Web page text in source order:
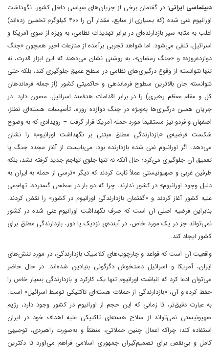
دیپلماسی ایرانی: در گفتمان برخی از جریان‌های سیاسی داخل کشور، نگهداشت
اورانیوم غنی‌ شده (که بسیاری از منابع، مقدار آن را ۴۰۰ کیلوگرم تخمین زده‌اند)
اغلب به مثابه سپر بازدارنده‌ای در برابر تهدیدات نظامی، به‌ ویژه از سوی آمریکا و
اسرائیل، تلقی می‌شود. اما شواهد تجربی برآمده از منازعات اخیر همچون «جنگ
دوازده‌روزه» و «جنگ رمضان»، به روشنی نشان می‌دهند که این ابزار قدرت، نه
تنها نتوانسته از وقوع درگیری‌های نظامی در سطح عمیق جلوگیری کند، بلکه حتی
نتوانسته جان بالاترین سطوح فرماندهی و حاکمیتی کشور (از جمله فرماندهان
کل و مقام معظم رهبری) را در برابر اقدامات هدفمند اسرائیل، مصون دارد. در
جریان همین درگیری‌ها به‌ویژه در جنگ دوازده روزه، تأسیسات هسته‌ای نطنز،
اصفهان و فردو نیز مستقیماً مورد حمله آمریکا قرار گرفت – رویدادی که به ‌وضوح
شکست فرضیه‌ی «بازدارندگی مطلق مبتنی بر نگهداشت اورانیوم» را نشان
می‌دهد. اگر اورانیوم غنی‌ شده بازدارنده بود، می‌بایست از آغاز مجدد جنگ یا
تعمیق آن جلوگیری می‌کرد؛ حال آنکه نه تنها جلوی تهاجم جدید گرفته نشد، بلکه
طرفین غربی و صهیونیستی عملاً ثابت کردند که دیگر «ترسی از حمله به ایران به
دلیل وجود اورانیوم» در کشور ندارند، چرا که دو بار در سطحی گسترده، تهاجمی
علیه کشور آغاز کردند و «گفتمان بازدارندگی اورانیوم در کشور» را نقض کردند.
بنابراین فرضیه اصلی آن است که صرف نگهداشت اورانیوم غنی ‌شده در کشور
نمی‌تواند جز در یک مورد خاص، در آینده‌ی نزدیک یا دور، بازدارندگی مطلق برای
کشور ایجاد کند.
واقعیت آن است که قواعد و چارچوب‌های کلاسیک بازدارندگی، در مورد تنش‌های
ایران، آمریکا و اسرائیل دستخوش دگرگونی بنیادین شده‌اند. در حال حاضر
می‌توان ادعا کرد که انباشت اورانیوم تنها یک کارکرد و بازدارندگی بسیار خاص را
حفظ کرده و آن، «بازدارندگی از حملات هسته‌ای تاکتیکی توسط اسرائیل» است.
به عبارت دقیق‌تر، تا زمانی که این حجم از اورانیوم در کشور وجود دارد، رژیم
صهیونیستی نمی‌تواند از سلاح هسته‌ای تاکتیکی علیه اهداف خود در ایران
استفاده کند؛ چراکه اعمال چنین حملاتی، منطقاً و به‌صورت راهبردی، توجیهی
کامل و بی‌نقص برای تصمیم‌گیران جمهوری اسلامی فراهم می‌آورد تا دکترین